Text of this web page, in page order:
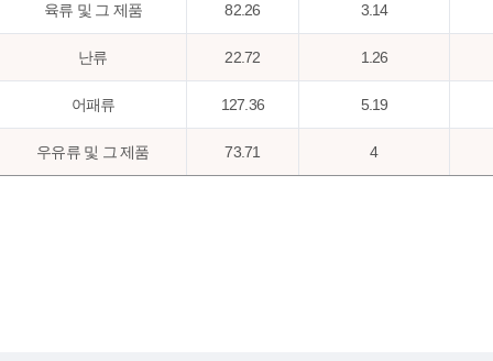
육류 및 그 제품 82.26 3.14
난류 22.72 1.26
어패류 127.36 5.19
우유류 및 그 제품 73.71 4